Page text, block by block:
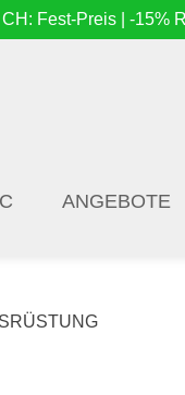
Fest-Preis | -15%
ANGEBOTE